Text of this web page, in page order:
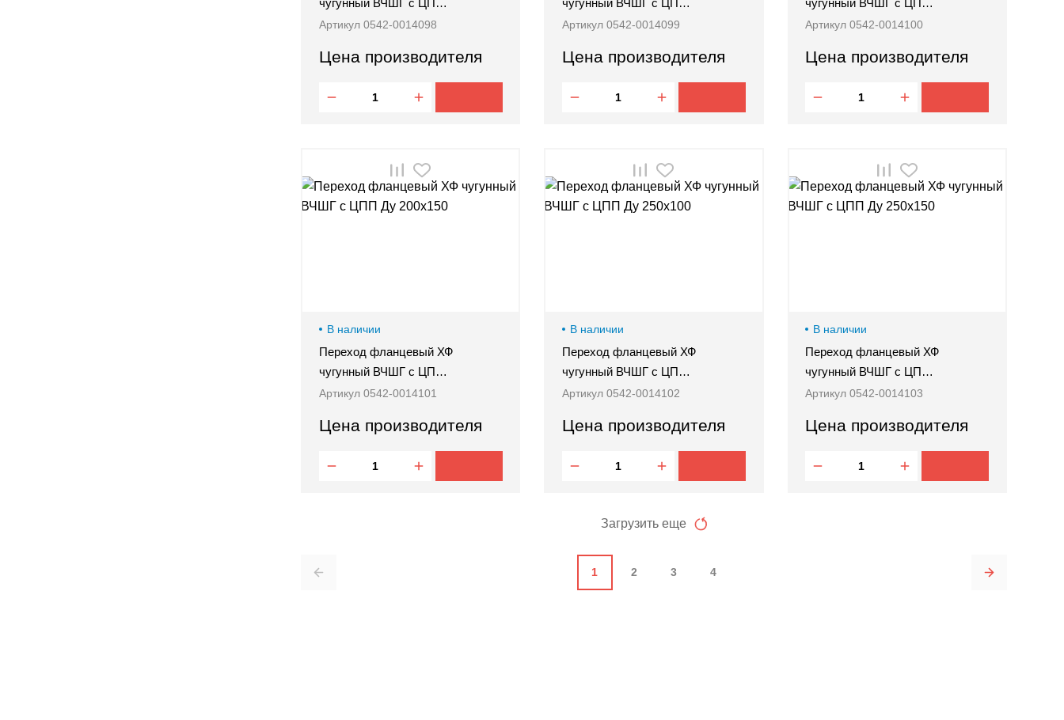
Артикул 0542-0014098
Цена производителя
Артикул 0542-0014099
Цена производителя
Артикул 0542-0014100
Цена производителя
В наличии
Переход фланцевый ХФ
чугунный ВЧШГ с ЦП…
Артикул 0542-0014101
Цена производителя
В наличии
Переход фланцевый ХФ
чугунный ВЧШГ с ЦП…
Артикул 0542-0014102
Цена производителя
В наличии
Переход фланцевый ХФ
чугунный ВЧШГ с ЦП…
Артикул 0542-0014103
Цена производителя
Загрузить еще
1 2 3 4